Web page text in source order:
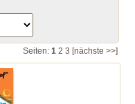
Seiten: 1 2 3 [nächste >>]